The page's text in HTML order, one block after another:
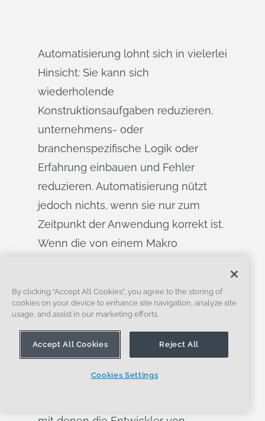
Automatisierung lohnt sich in vielerlei
Hinsicht: Sie kann sich
wiederholende
Konstruktionsaufgaben reduzieren,
unternehmens- oder
branchenspezifische Logik oder
Erfahrung einbauen und Fehler
reduzieren. Automatisierung nützt
jedoch nichts, wenn sie nur zum
Zeitpunkt der Anwendung korrekt ist.
Wenn die von einem Makro
Design ändert, sind sie von
begrenztem Nutzen.
Onshape löst dieses Problem mit
mit den Tools und der Open-Source-
By clicking “Accept All Cookies”, you agree to the storing of
cookies on your device to enhance site navigation, analyze site
usage, and assist in our marketing efforts.
Accept All Cookies Reject All
Cookies Settings